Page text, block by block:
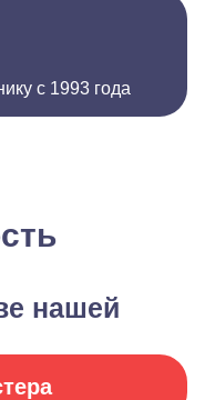
с 1993 года
нашей